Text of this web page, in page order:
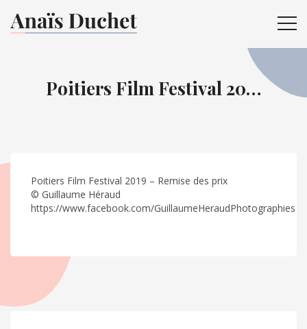
Poitiers Film Festival 20…
Poitiers Film Festival 2019 – Remise des prix
© Guillaume Héraud
https://www.facebook.com/GuillaumeHeraudPhotographies